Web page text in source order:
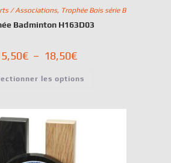
/ Associations, Trophée Bois série B
Badminton H163D03
€ – 18,50€
les options